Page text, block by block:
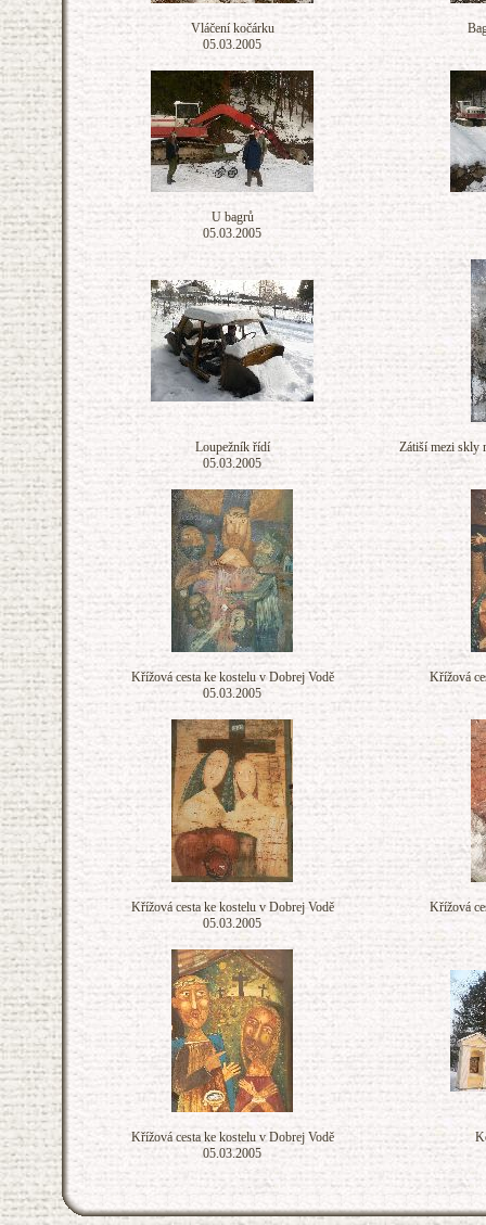
Vláčení kočárku
05.03.2005
U bagrů
05.03.2005
Loupežník řídí
05.03.2005
Zátiší mezi skly
Křížová cesta ke kostelu v Dobrej Vodě
05.03.2005
Křížová
Křížová cesta ke kostelu v Dobrej Vodě
05.03.2005
Křížová
Křížová cesta ke kostelu v Dobrej Vodě
05.03.2005